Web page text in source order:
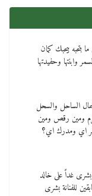
بتحبه بيحبك كمان
وابنتها وحفيدتها
الساحل والسحل
ومين رقص ومين
اي ومدرك اي؟
غداً على خالد
للفنانة بشرى